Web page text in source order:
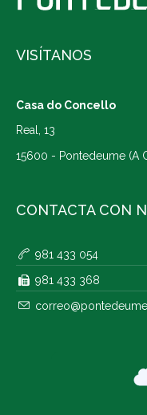
VISÍTANOS
Casa do Concello
Real, 13
15600 - Pontedeume (A
CONTACTA CON
981 433 054
981 433 368